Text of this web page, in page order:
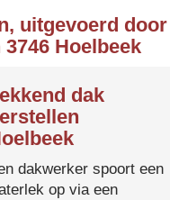
uitgevoerd door
Hoelbeek
dak
dakwerker spoort een
op via een